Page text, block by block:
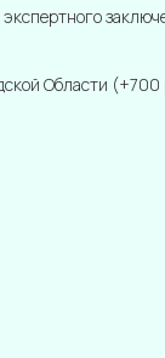
Области